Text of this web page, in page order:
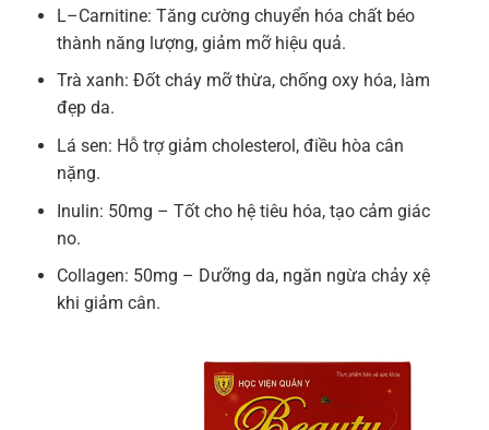
L–Carnitine: Tăng cường chuyển hóa chất béo
thành năng lượng, giảm mỡ hiệu quả.
Trà xanh: Đốt cháy mỡ thừa, chống oxy hóa, làm
đẹp da.
Lá sen: Hỗ trợ giảm cholesterol, điều hòa cân
nặng.
Inulin: 50mg – Tốt cho hệ tiêu hóa, tạo cảm giác
no.
Collagen: 50mg – Dưỡng da, ngăn ngừa chảy xệ
khi giảm cân.